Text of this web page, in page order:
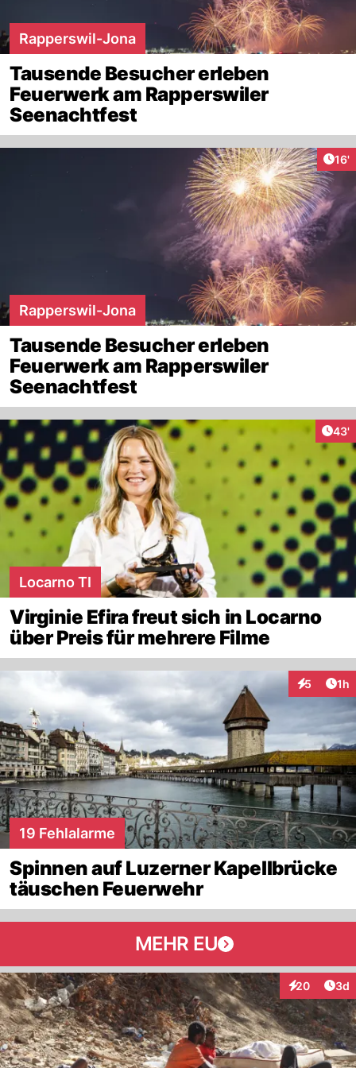
Rapperswil-Jona
Tausende Besucher erleben
Feuerwerk am Rapperswiler
Seenachtfest
16'
Rapperswil-Jona
Tausende Besucher erleben
Feuerwerk am Rapperswiler
Seenachtfest
43'
Locarno TI
Virginie Efira freut sich in Locarno
über Preis für mehrere Filme
5 1h
19 Fehlalarme
Spinnen auf Luzerner Kapellbrücke
täuschen Feuerwehr
MEHR EU
20
Interaktionen
3d